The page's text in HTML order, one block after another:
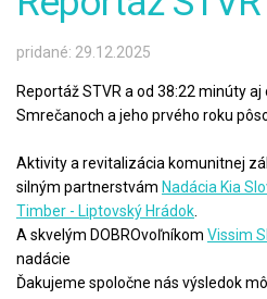
pridané: 29.12.2025
Reportáž STVR a od 38:22 minúty
Smrečanoch a jeho prvého roku
Aktivity a revitalizácia komunitnej
silným partnerstvám Nadácia Kia
Timber - Liptovský Hrádok
A skvelým DOBROvoľníkom Vissim
nadácie
Ďakujeme spoločne nás výsledok